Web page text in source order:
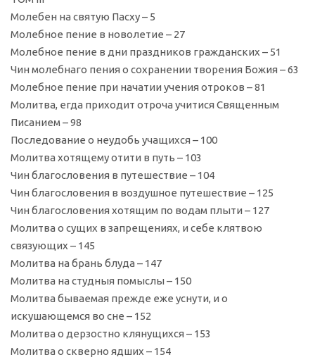
Молебен на святую Пасху – 5
Молебное пение в новолетие – 27
Молебное пение в дни праздников гражданских – 51
Чин молебнаго пения о сохранении творения Божия – 63
Молебное пение при начатии учения отроков – 81
Молитва, егда приходит отроча учитися Священным
Писанием – 98
Последование о неудобь учащихся – 100
Молитва хотящему отити в путь – 103
Чин благословения в путешествие – 104
Чин благословения в воздушное путешествие – 125
Чин благословения хотящим по водам плыти – 127
Молитва о сущих в запрещениях, и себе клятвою
связующих – 145
Молитва на брань блуда – 147
Молитва на студныя помыслы – 150
Молитва бываемая прежде еже уснути, и о
искушающемся во сне – 152
Молитва о дерзостно клянущихся – 153
Молитва о скверно ядших – 154